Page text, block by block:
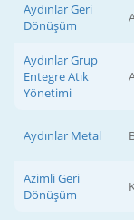
Aydınlar Geri
Dönüşüm
Aydınlar Grup
Entegre Atık
Yönetimi
Aydınlar Metal
Azimli Geri
Dönüşüm